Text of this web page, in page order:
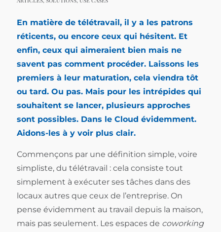
En matière de télétravail, il y a les patrons
réticents, ou encore ceux qui hésitent. Et
enfin, ceux qui aimeraient bien mais ne
savent pas comment procéder. Laissons les
premiers à leur maturation, cela viendra tôt
ou tard. Ou pas. Mais pour les intrépides qui
souhaitent se lancer, plusieurs approches
sont possibles. Dans le Cloud évidemment.
Aidons-les à y voir plus clair.
Commençons par une définition simple, voire
simpliste, du télétravail : cela consiste tout
simplement à exécuter ses tâches dans des
locaux autres que ceux de l’entreprise. On
pense évidemment au travail depuis la maison,
mais pas seulement. Les espaces de coworking